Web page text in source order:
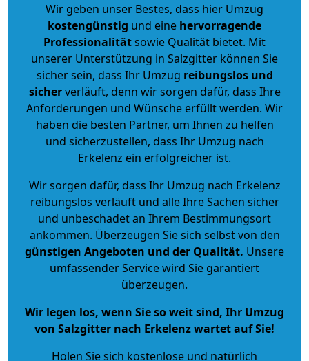
Wir geben unser Bestes, dass hier Umzug
kostengünstig und eine hervorragende
Professionalitätsowie Qualität bietet. Mit
unserer Unterstützung in Salzgitter können Sie
sicher sein, dass Ihr Umzug reibungslos und
sicherverläuft, denn wir sorgen dafür, dass Ihre
Anforderungen und Wünsche erfüllt werden. Wir
haben die besten Partner, um Ihnen zu helfen
und sicherzustellen, dass Ihr Umzug nach
Erkelenz ein erfolgreicher ist.
Wir sorgen dafür, dass Ihr Umzug nach Erkelenz
reibungslos verläuft und alle Ihre Sachen sicher
und unbeschadet an Ihrem Bestimmungsort
ankommen. Überzeugen Sie sich selbst von den
günstigen Angeboten und der Qualität. Unsere
umfassender Service wird Sie garantiert
überzeugen.
Wir legen los, wenn Sie so weit sind, Ihr Umzug
von Salzgitter nach Erkelenz wartet auf Sie!
Holen Sie sich kostenlose und natürlich